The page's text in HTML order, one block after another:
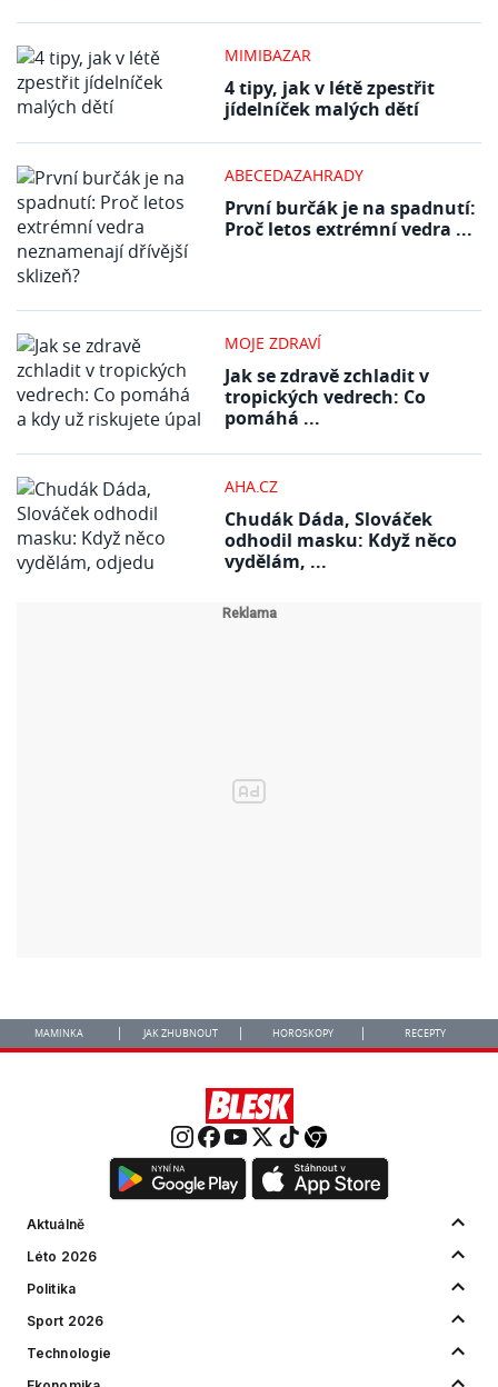
MIMIBAZAR
4 tipy, jak v létě zpestřit
jídelníček malých dětí
ABECEDAZAHRADY
První burčák je na spadnutí:
Proč letos extrémní vedra ...
MOJE ZDRAVÍ
Jak se zdravě zchladit v
tropických vedrech: Co
pomáhá ...
AHA.CZ
Chudák Dáda, Slováček
odhodil masku: Když něco
vydělám, ...
MAMINKA JAK ZHUBNOUT HOROSKOPY RECEPTY
Aktuálně
Léto 2026
Politika
Sport 2026
Technologie